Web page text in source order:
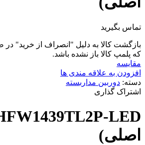
تماس بگیرید
بازگشت کالا به دلیل "انصراف از خرید"
که پلمپ کالا باز نشده باشد.
مقایسه
افزودن به علاقه مندی ها
دسته: دوربین مداربسته
اشتراک گذاری
اصلی)